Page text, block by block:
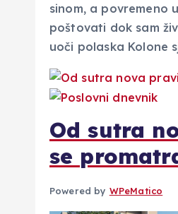
sinom, a povremeno
poštovati dok sam
uoči polaska Kolone
Od sutra
se
Powered by WPeMatico